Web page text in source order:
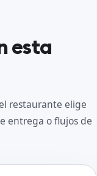
esta
restaurante elige
entrega o flujos de